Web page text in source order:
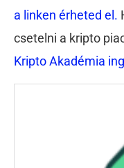
a linken érheted el.
csetelni a kripto
Kripto Akadémia